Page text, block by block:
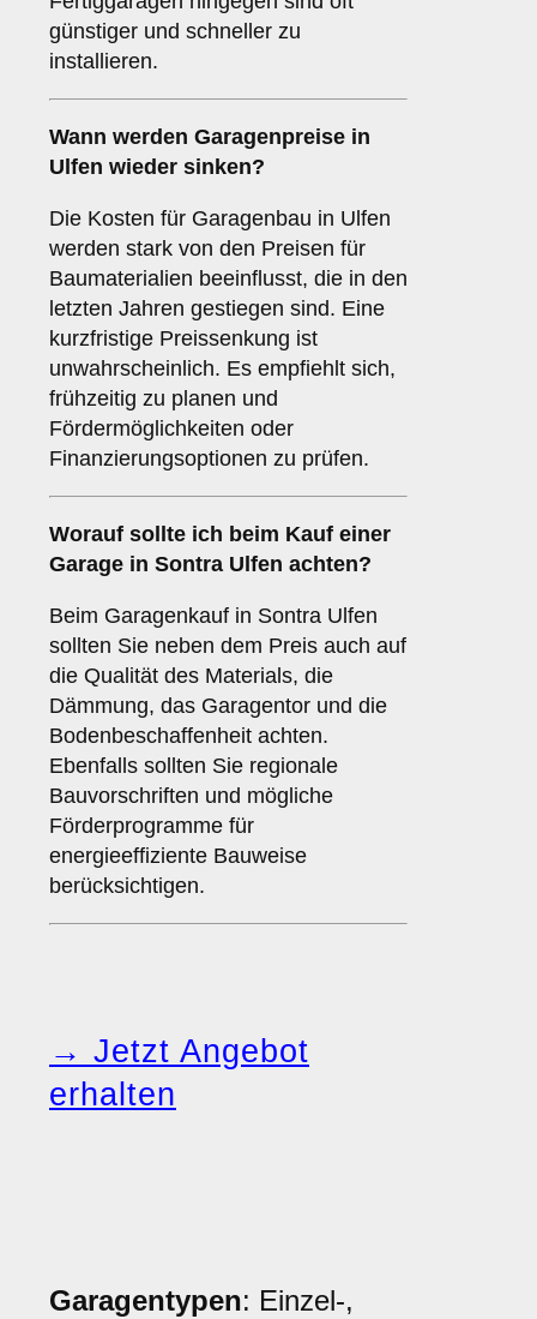
günstiger und schneller zu
installieren.
Wann werden Garagenpreise in
Ulfen wieder sinken?
Die Kosten für Garagenbau in Ulfen
werden stark von den Preisen für
Baumaterialien beeinflusst, die in den
letzten Jahren gestiegen sind. Eine
kurzfristige Preissenkung ist
unwahrscheinlich. Es empfiehlt sich,
frühzeitig zu planen und
Fördermöglichkeiten oder
Finanzierungsoptionen zu prüfen.
Worauf sollte ich beim Kauf einer
Garage in Sontra Ulfen achten?
Beim Garagenkauf in Sontra Ulfen
sollten Sie neben dem Preis auch auf
die Qualität des Materials, die
Dämmung, das Garagentor und die
Bodenbeschaffenheit achten.
Ebenfalls sollten Sie regionale
Bauvorschriften und mögliche
Förderprogramme für
energieeffiziente Bauweise
berücksichtigen.
→ Jetzt Angebot
erhalten
Garagentypen: Einzel-,